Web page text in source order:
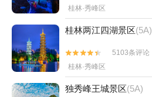
桂林·秀峰区
桂林两江四湖景区(5A)


5103条评论
桂林·秀峰区
独秀峰王城景区(5A)